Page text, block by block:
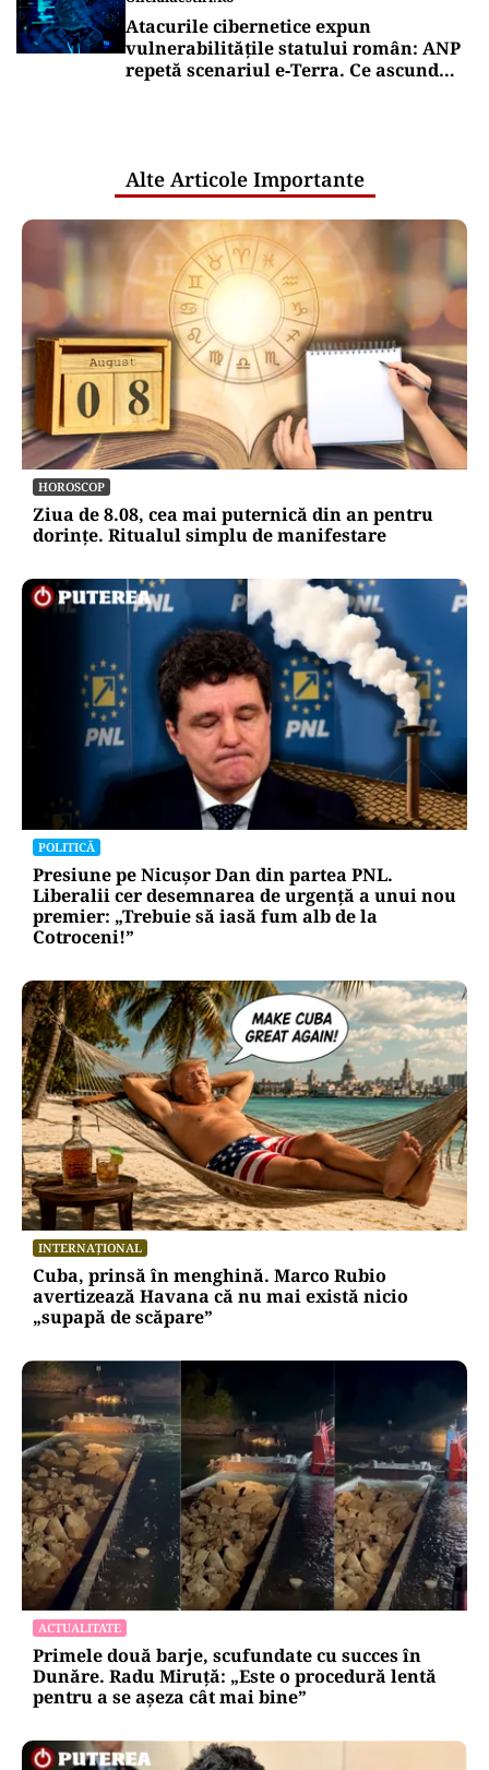
Atacurile cibernetice expun
vulnerabilitățile statului român: ANP
repetă scenariul e‑Terra. Ce ascund
Alte Articole Importante
HOROSCOP
Ziua de 8.08, cea mai puternică din an pentru
dorințe. Ritualul simplu de manifestare
POLITICĂ
Presiune pe Nicușor Dan din partea PNL.
Liberalii cer desemnarea de urgență a unui nou
premier: „Trebuie să iasă fum alb de la
Cotroceni!”
INTERNAȚIONAL
Cuba, prinsă în menghină. Marco Rubio
avertizează Havana că nu mai există nicio
„supapă de scăpare”
ACTUALITATE
Primele două barje, scufundate cu succes în
Dunăre. Radu Miruță: „Este o procedură lentă
pentru a se așeza cât mai bine”